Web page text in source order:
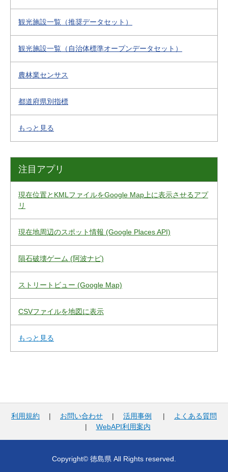
観光施設一覧（推奨データセット）
観光施設一覧（自治体標準オープンデータセット）
農林業センサス
都道府県別指標
もっと見る
注目アプリ
現在位置とKMLファイルをGoogle Map上に表示させるアプ
リ
現在地周辺のスポット情報 (Google Places API)
隕石破壊ゲーム (阿波ナビ)
ストリートビュー (Google Map)
CSVファイルを地図に表示
もっと見る
利用規約 | お問い合わせ | 活用事例 |
よくある質問
| WebAPI利用案内
Copyright© 徳島県 All Rights reserved.